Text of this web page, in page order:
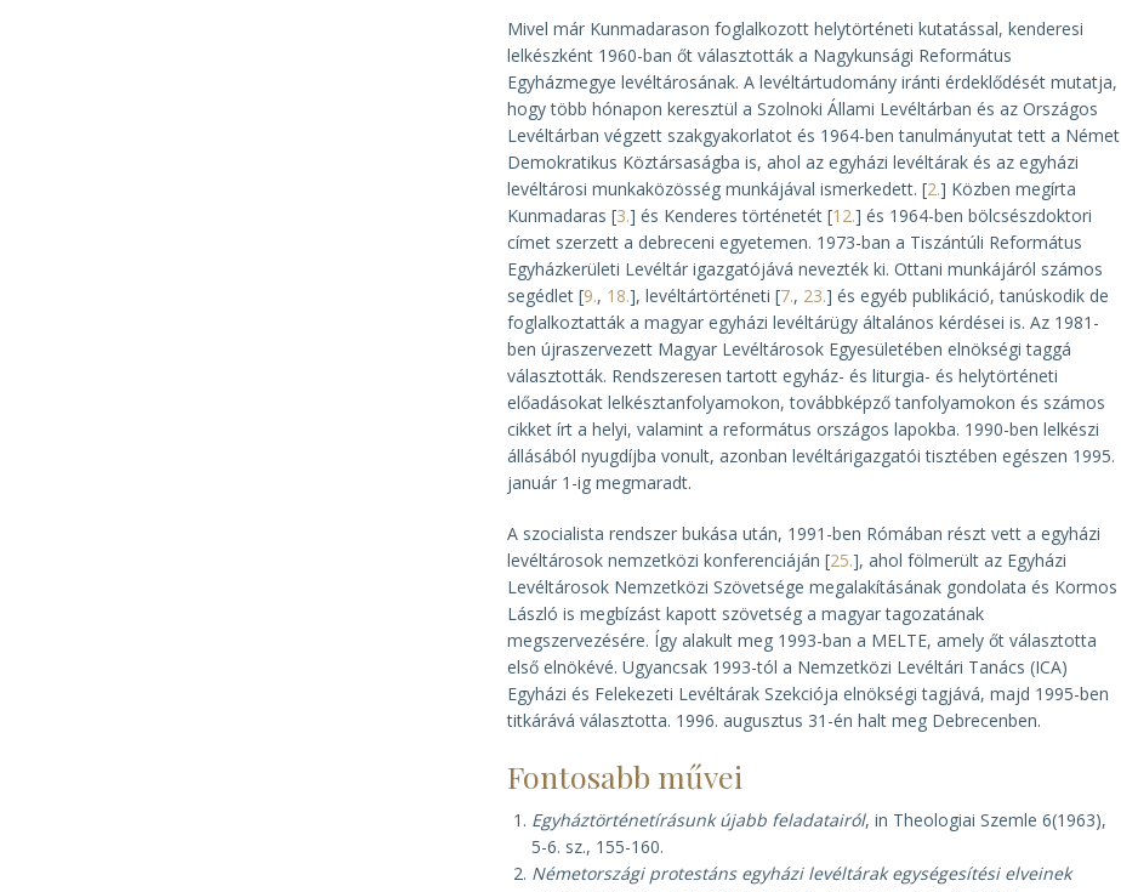
Mivel már Kunmadarason foglalkozott helytörténeti kutatással, kenderesi
lelkészként 1960-ban őt választották a Nagykunsági Református
Egyházmegye levéltárosának. A levéltártudomány iránti érdeklődését mutatja,
hogy több hónapon keresztül a Szolnoki Állami Levéltárban és az Országos
Levéltárban végzett szakgyakorlatot és 1964-ben tanulmányutat tett a Német
Demokratikus Köztársaságba is, ahol az egyházi levéltárak és az egyházi
levéltárosi munkaközösség munkájával ismerkedett. [2.] Közben megírta
Kunmadaras [3.] és Kenderes történetét [12.] és 1964-ben bölcsészdoktori
címet szerzett a debreceni egyetemen. 1973-ban a Tiszántúli Református
Egyházkerületi Levéltár igazgatójává nevezték ki. Ottani munkájáról számos
segédlet [9., 18.], levéltártörténeti [7., 23.] és egyéb publikáció, tanúskodik de
foglalkoztatták a magyar egyházi levéltárügy általános kérdései is. Az 1981-
ben újraszervezett Magyar Levéltárosok Egyesületében elnökségi taggá
választották. Rendszeresen tartott egyház- és liturgia- és helytörténeti
előadásokat lelkésztanfolyamokon, továbbképző tanfolyamokon és számos
cikket írt a helyi, valamint a református országos lapokba. 1990-ben lelkészi
állásából nyugdíjba vonult, azonban levéltárigazgatói tisztében egészen 1995.
január 1-ig megmaradt.
A szocialista rendszer bukása után, 1991-ben Rómában részt vett a egyházi
levéltárosok nemzetközi konferenciáján [25.], ahol fölmerült az Egyházi
Levéltárosok Nemzetközi Szövetsége megalakításának gondolata és Kormos
László is megbízást kapott szövetség a magyar tagozatának
megszervezésére. Így alakult meg 1993-ban a MELTE, amely őt választotta
első elnökévé. Ugyancsak 1993-tól a Nemzetközi Levéltári Tanács (ICA)
Egyházi és Felekezeti Levéltárak Szekciója elnökségi tagjává, majd 1995-ben
titkárává választotta. 1996. augusztus 31-én halt meg Debrecenben.
Fontosabb művei
Egyháztörténetírásunk újabb feladatairól, in Theologiai Szemle 6(1963),
5-6. sz., 155-160.
Németországi protestáns egyházi levéltárak egységesítési elveinek